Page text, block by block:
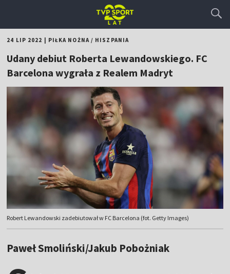
24 LIP 2022 PIŁKA NOŻNA/ HISZPANIA
Udany debiut Roberta Lewandowskiego. FC
Barcelona wygrała z Realem Madryt
Robert Lewandowski zadebiutował w FC Barcelona (fot. Getty Images)
Paweł Smoliński/Jakub Pobożniak